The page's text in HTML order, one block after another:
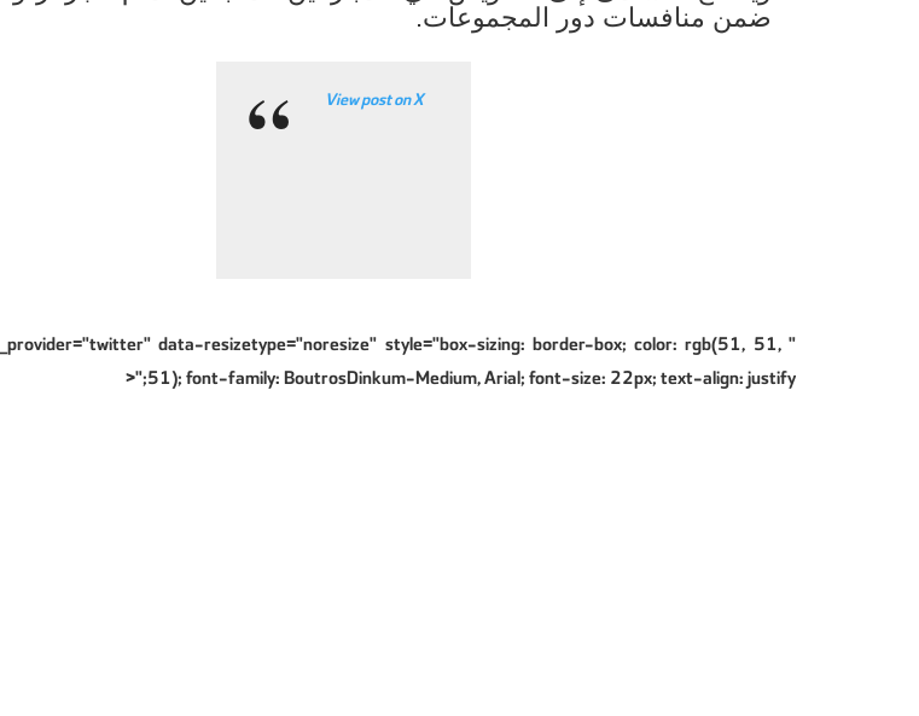
ضمن منافسات دور المجموعات.
View post on X
data-resizetype="noresize" style="box-sizing: border-box; color: rgb(51, 51,
51); font-family: BoutrosDinkum-Medium, Arial; font-size: 22px; text-align: justify;">